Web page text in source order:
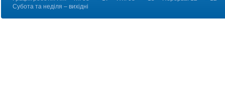
Субота та неділя – вихідні